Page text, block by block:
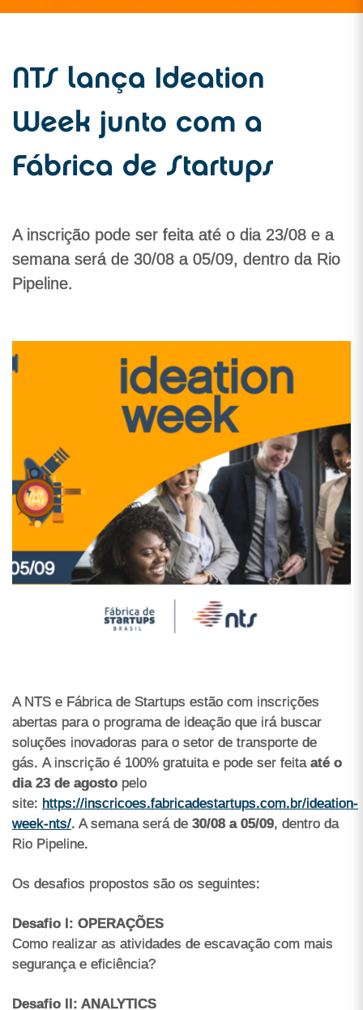
NTS lança Ideation
Week junto com a
Fábrica de Startups
A inscrição pode ser feita até o dia 23/08 e a
semana será de 30/08 a 05/09, dentro da Rio
Pipeline.
A NTS e Fábrica de Startups estão com inscrições
abertas para o programa de ideação que irá buscar
soluções inovadoras para o setor de transporte de
gás. A inscrição é 100% gratuita e pode ser feitaaté o
dia 23 de agosto pelo
site: https://inscricoes.fabricadestartups.com.br/ideation-
week-nts/. A semana será de 30/08 a 05/09, dentro da
Rio Pipeline.
Os desafios propostos são os seguintes:
Desafio I: OPERAÇÕES
Como realizar as atividades de escavação com mais
segurança e eficiência?
Desafio II: ANALYTICS